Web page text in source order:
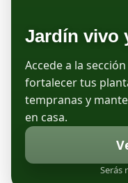
Jardín vivo
Accede a la
fortalecer tus
tempranas y
en casa.
Serás